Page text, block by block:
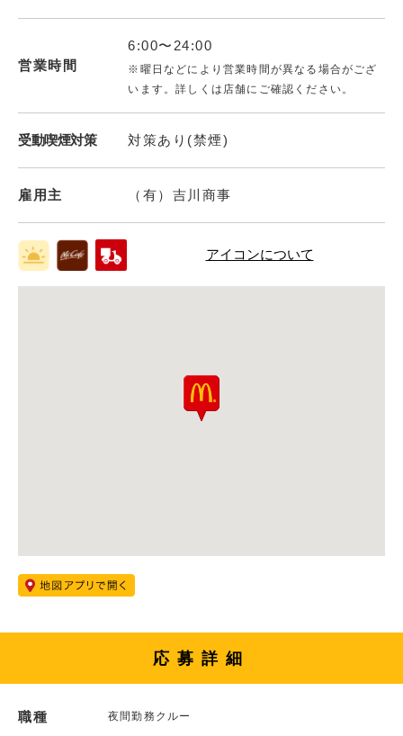
営業時間
6:00〜24:00
※曜日などにより営業時間が異なる場合がござ
います。詳しくは店舗にご確認ください。
受動喫煙対策 対策あり(禁煙)
雇用主 （有）吉川商事
アイコンについて
応募詳細
職種 夜間勤務クルー